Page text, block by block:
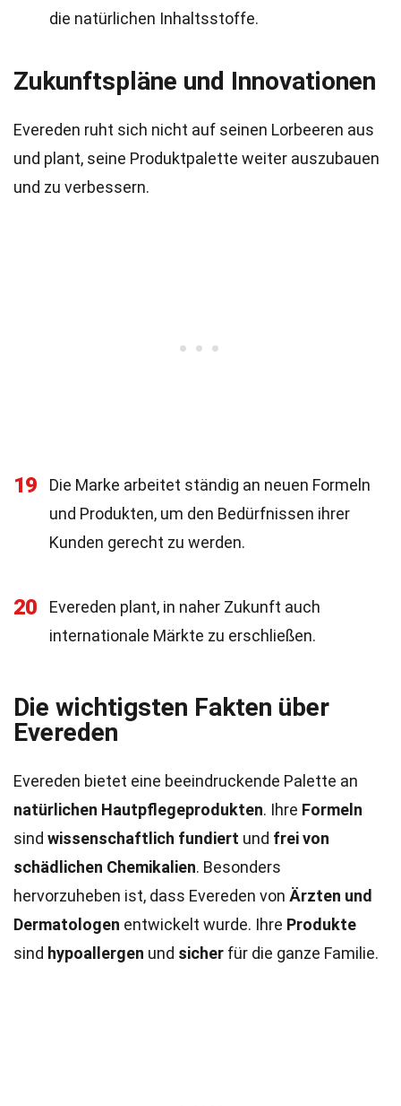
die natürlichen Inhaltsstoffe.
Zukunftspläne und Innovationen
Evereden ruht sich nicht auf seinen Lorbeeren aus
und plant, seine Produktpalette weiter auszubauen
und zu verbessern.
19
Die Marke arbeitet ständig an neuen Formeln
und Produkten, um den Bedürfnissen ihrer
Kunden gerecht zu werden.
20
Evereden plant, in naher Zukunft auch
internationale Märkte zu erschließen.
Die wichtigsten Fakten über
Evereden
Evereden bietet eine beeindruckende Palette an
natürlichen Hautpflegeprodukten. Ihre Formeln
sind wissenschaftlich fundiert und frei von
schädlichen Chemikalien. Besonders
hervorzuheben ist, dass Evereden von Ärzten und
Dermatologen entwickelt wurde. Ihre Produkte
sind hypoallergen und sicher für die ganze Familie.